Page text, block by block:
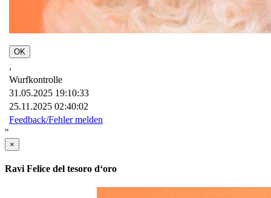
OK
,
Wurfkontrolle
31.05.2025 19:10:33
25.11.2025 02:40:02
Feedback/Fehler melden
"
×
Ravi Felice del tesoro d‘oro